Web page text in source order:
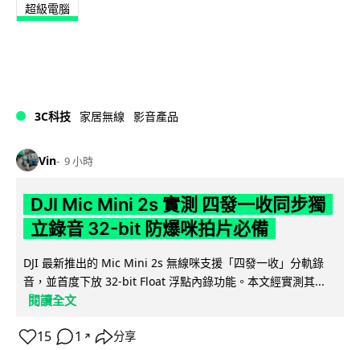
超級電腦
3C科技 家居無線 影音產品
Vin 9 小時
DJI Mic Mini 2s 實測 四發一收同步獨
立錄音 32-bit 防爆咪拍片必備
DJI 最新推出的 Mic Mini 2s 無線咪支援「四發一收」分軌錄
音，並首度下放 32-bit Float 浮點內錄功能。本文經實測其...
閱讀全文
15 1 ↗ 分享